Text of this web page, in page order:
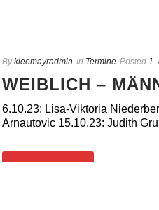
By kleemayradmin In Termine Posted 1.
WEIBLICH –
6.10.23: Lisa-Viktoria
Arnautovic 15.10.23: Judith
READ MORE